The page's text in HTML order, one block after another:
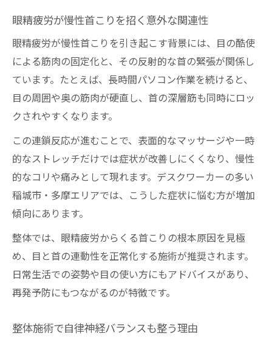
眼精疲労が慢性首こりを招く意外な関連性
眼精疲労が慢性首こりを引き起こす背景には、目の酷使
による筋肉の固定化と、その反射的な首の緊張が関係し
ています。たとえば、長時間パソコン作業を続けると、
目の周囲や奥の筋肉が硬直し、首の深層筋も同時にロッ
クされやすくなります。
この連鎖反応が進むことで、表面的なマッサージや一時
的なストレッチだけでは症状が改善しにくくなり、慢性
的なコリや痛みとして現れます。デスクワーカーの多い
稲城市・多摩エリアでは、こうした症状に悩む方が増加
傾向にあります。
整体では、眼精疲労からくる首こりの根本原因を見極
め、目と首の連動性を正常化する施術が推奨されます。
日常生活での姿勢や目の使い方にもアドバイスがあり、
再発予防にもつながるのが特徴です。
整体施術で自律神経バランスも整う理由